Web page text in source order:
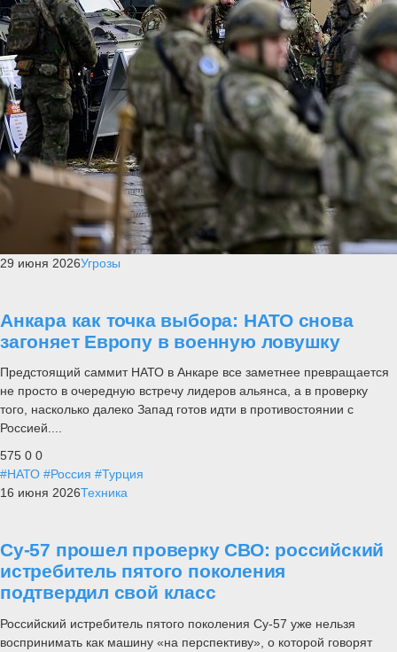
29 июня 2026Угрозы
Анкара как точка выбора: НАТО снова
загоняет Европу в военную ловушку
Предстоящий саммит НАТО в Анкаре все заметнее превращается
не просто в очередную встречу лидеров альянса, а в проверку
того, насколько далеко Запад готов идти в противостоянии с
Россией....
575 0 0
#НАТО #Россия #Турция
16 июня 2026Техника
Су-57 прошел проверку СВО: российский
истребитель пятого поколения
подтвердил свой класс
Российский истребитель пятого поколения Су-57 уже нельзя
воспринимать как машину «на перспективу», о которой говорят